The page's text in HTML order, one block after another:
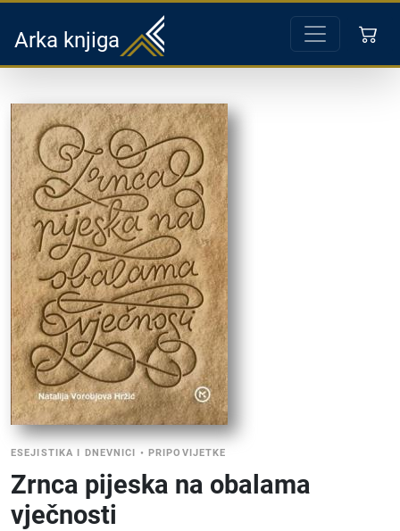
Arka knjiga
ESEJISTIKA I DNEVNICI • PRIPOVIJETKE
Zrnca pijeska na obalama
vječnosti